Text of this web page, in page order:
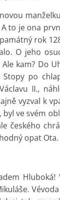
to je ona
rok
O jeho
kam? Do
po
II.,
vyzval k
ve svém
českého
opat Ota.